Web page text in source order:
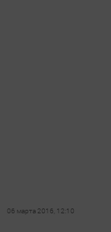
06 марта 2016, 12:10